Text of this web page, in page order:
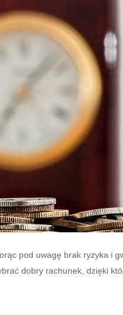
pod uwagę brak ryzyka i
dobry rachunek, dzięki